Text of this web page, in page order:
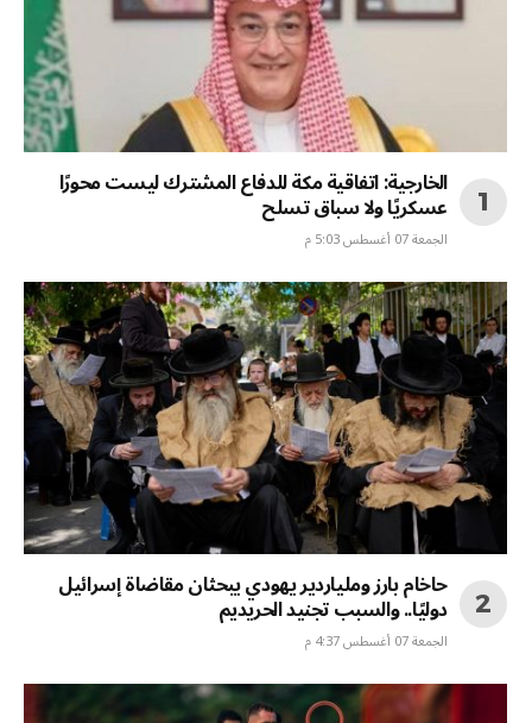
الخارجية: اتفاقية مكة للدفاع المشترك ليست محورًا
عسكريًا ولا سباق تسلح
الجمعة 07 أغسطس 5:03 م
حاخام بارز وملياردير يهودي يبحثان مقاضاة إسرائيل
دوليًا.. والسبب تجنيد الحريديم
الجمعة 07 أغسطس 4:37 م